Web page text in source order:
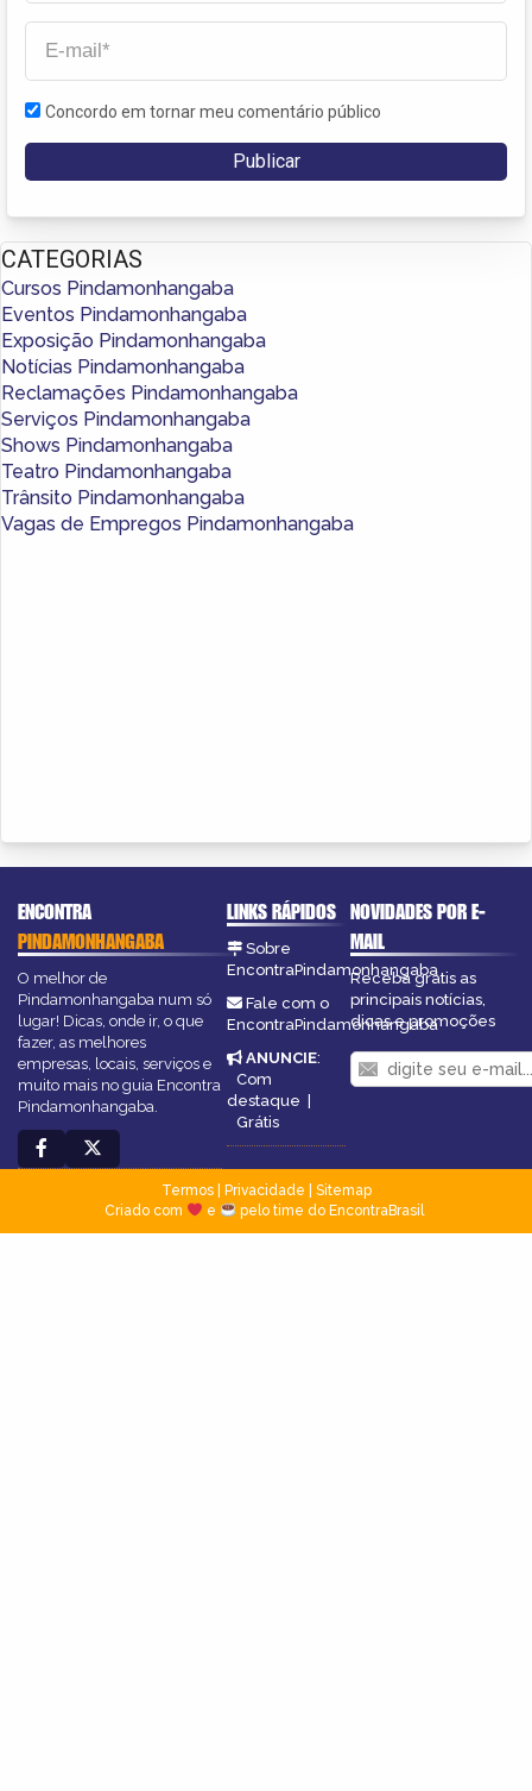
Concordo em tornar meu comentário público
CATEGORIAS
Cursos Pindamonhangaba
Eventos Pindamonhangaba
Exposição Pindamonhangaba
Notícias Pindamonhangaba
Reclamações Pindamonhangaba
Serviços Pindamonhangaba
Shows Pindamonhangaba
Teatro Pindamonhangaba
Trânsito Pindamonhangaba
Vagas de Empregos Pindamonhangaba
ENCONTRA
PINDAMONHANGABA
O melhor de
Pindamonhangaba num só
lugar! Dicas, onde ir, o que
fazer, as melhores
empresas, locais, serviços e
muito mais no guia Encontra
Pindamonhangaba.
LINKS RÁPIDOS
Sobre
EncontraPindamonhangaba
Fale com o
EncontraPindamonhangaba
ANUNCIE:
Com
destaque |
Grátis
NOVIDADES POR E-
MAIL
Receba grátis as
principais notícias,
dicas e promoções
Termos| Privacidade
Sitemap
Criado com
e pelo time do EncontraBrasil